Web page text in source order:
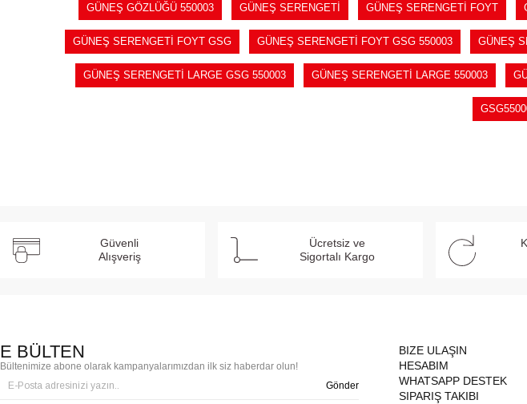
GÜNEŞ GÖZLÜĞÜ 550003 GÜNEŞ SERENGETİ GÜNEŞ SERENGETİ FOYT
GÜNEŞ SERENGETİ FOYT GSG GÜNEŞ SERENGETİ FOYT GSG 550003 GÜNEŞ
GÜNEŞ SERENGETİ LARGE GSG 550003 GÜNEŞ SERENGETİ LARGE 550003
Güvenli
Alışveriş
Ücretsiz ve
Sigortalı Kargo
E BÜLTEN
Bültenimize abone olarak kampanyalarımızdan ilk siz haberdar olun!
Gönder
BIZE ULAŞIN
HESABIM
WHATSAPP DESTEK
SIPARIŞ TAKIBI